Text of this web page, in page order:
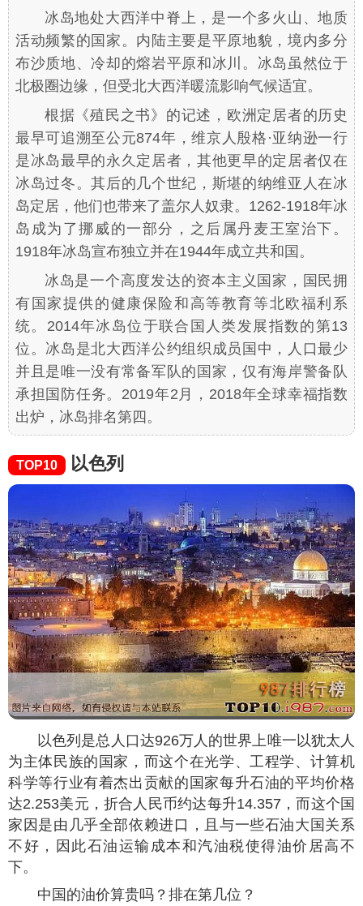
冰岛地处大西洋中脊上，是一个多火山、地质
活动频繁的国家。内陆主要是平原地貌，境内多分
布沙质地、冷却的熔岩平原和冰川。冰岛虽然位于
北极圈边缘，但受北大西洋暖流影响气候适宜。
根据《殖民之书》的记述，欧洲定居者的历史
最早可追溯至公元874年，维京人殷格·亚纳逊一行
是冰岛最早的永久定居者，其他更早的定居者仅在
冰岛过冬。其后的几个世纪，斯堪的纳维亚人在冰
岛定居，他们也带来了盖尔人奴隶。1262-1918年冰
岛成为了挪威的一部分，之后属丹麦王室治下。
1918年冰岛宣布独立并在1944年成立共和国。
冰岛是一个高度发达的资本主义国家，国民拥
有国家提供的健康保险和高等教育等北欧福利系
统。2014年冰岛位于联合国人类发展指数的第13
位。冰岛是北大西洋公约组织成员国中，人口最少
并且是唯一没有常备军队的国家，仅有海岸警备队
承担国防任务。2019年2月，2018年全球幸福指数
出炉，冰岛排名第四。
TOP10 以色列
以色列是总人口达926万人的世界上唯一以犹太人
为主体民族的国家，而这个在光学、工程学、计算机
科学等行业有着杰出贡献的国家每升石油的平均价格
达2.253美元，折合人民币约达每升14.357，而这个国
家因是由几乎全部依赖进口，且与一些石油大国关系
不好，因此石油运输成本和汽油税使得油价居高不
下。
中国的油价算贵吗？排在第几位？